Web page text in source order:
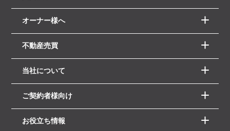
オーナー様へ
不動産売買
当社について
ご契約者様向け
お役立ち情報